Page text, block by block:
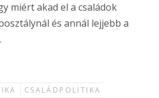
miért akad el a családok
és annál lejjebb a
CSALÁDPOLITIKA